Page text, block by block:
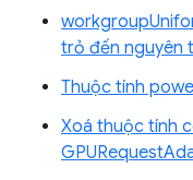
trỏ đến nguyên
Thuộc tính
Xoá thuộc tính